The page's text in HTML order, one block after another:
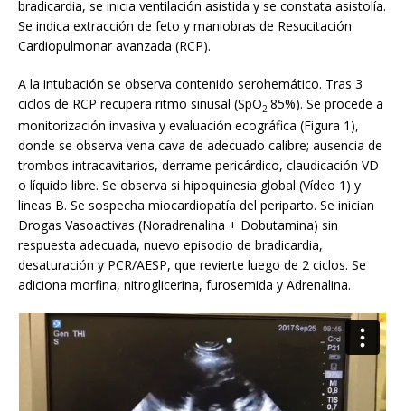
bradicardia, se inicia ventilación asistida y se constata asistolía.
Se indica extracción de feto y maniobras de Resucitación
Cardiopulmonar avanzada (RCP).
A la intubación se observa contenido serohemático. Tras 3
ciclos de RCP recupera ritmo sinusal (SpO2 85%). Se procede a
monitorización invasiva y evaluación ecográfica (Figura 1),
donde se observa vena cava de adecuado calibre; ausencia de
trombos intracavitarios, derrame pericárdico, claudicación VD
o líquido libre. Se observa si hipoquinesia global (Vídeo 1) y
lineas B. Se sospecha miocardiopatía del periparto. Se inician
Drogas Vasoactivas (Noradrenalina + Dobutamina) sin
respuesta adecuada, nuevo episodio de bradicardia,
desaturación y PCR/AESP, que revierte luego de 2 ciclos. Se
adiciona morfina, nitroglicerina, furosemida y Adrenalina.